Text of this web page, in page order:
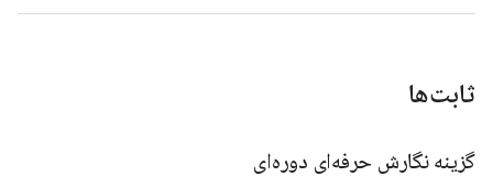
ثابت‌ها
گزینه نگارش حرفه‌ای دوره‌ای